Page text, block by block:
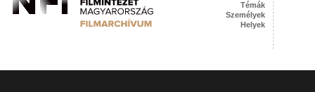
Témák
Személyek
Helyek